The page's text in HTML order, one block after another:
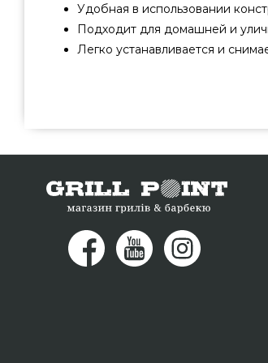
Удобная в использовании
Подходит для домашней и
Легко устанавливается и
магазине грилей и мангалов
Big Green Egg в интернет магазине
Днепропетровск, Черкассы